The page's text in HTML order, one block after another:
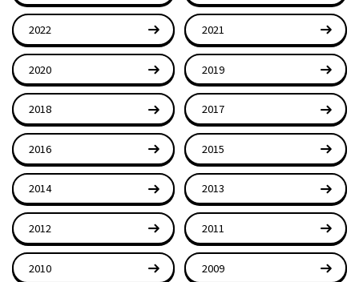
2022 2021
2020 2019
2018 2017
2016 2015
2014 2013
2012 2011
2010 2009